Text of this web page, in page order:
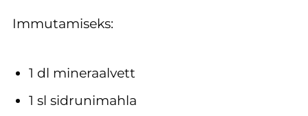
Immutamiseks:
1 dl mineraalvett
1 sl sidrunimahla